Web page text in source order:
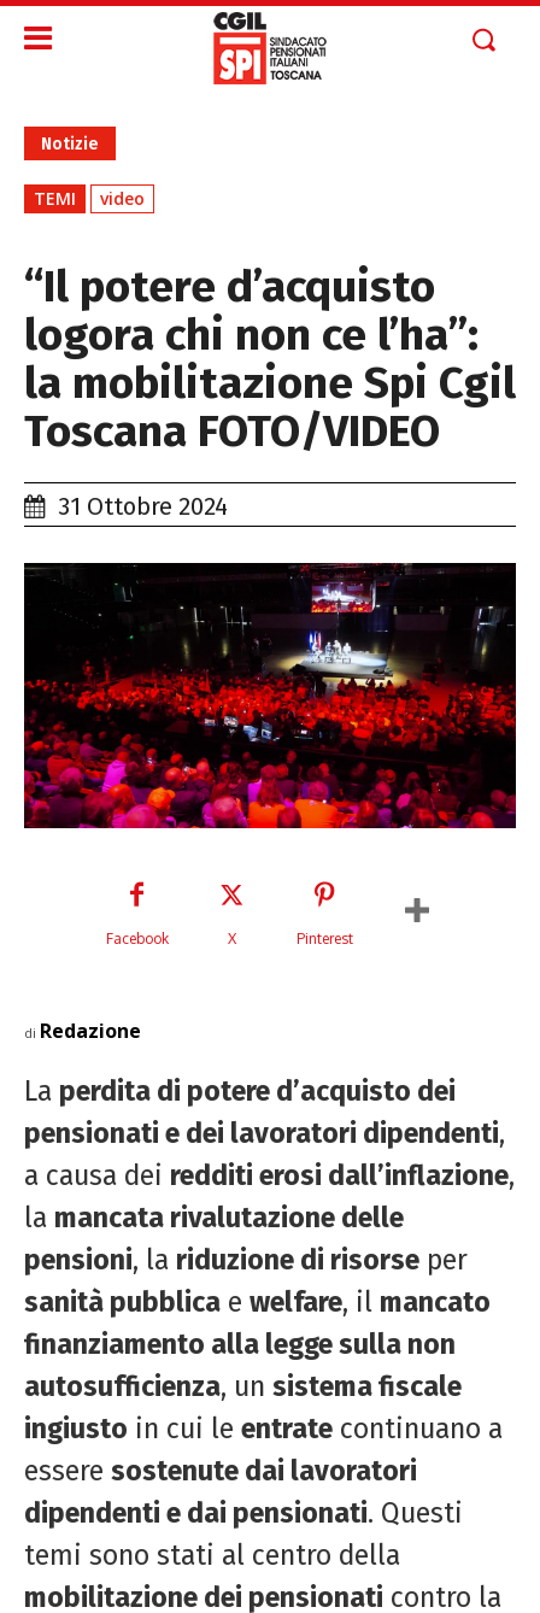
Notizie
TEMI video
“Il potere d’acquisto
logora chi non ce l’ha”:
la mobilitazione Spi Cgil
Toscana FOTO/VIDEO
31 Ottobre 2024
Facebook X Pinterest
di Redazione
La perdita di potere d’acquisto dei
pensionati e dei lavoratori dipendenti,
a causa dei redditi erosi dall’inflazione,
la mancata rivalutazione delle
pensioni, la riduzione di risorse per
sanità pubblica e welfare, il mancato
finanziamento alla legge sulla non
autosufficienza, un sistema fiscale
ingiusto in cui le entrate continuano a
essere sostenute dai lavoratori
dipendenti e dai pensionati. Questi
temi sono stati al centro della
mobilitazione dei pensionati contro la